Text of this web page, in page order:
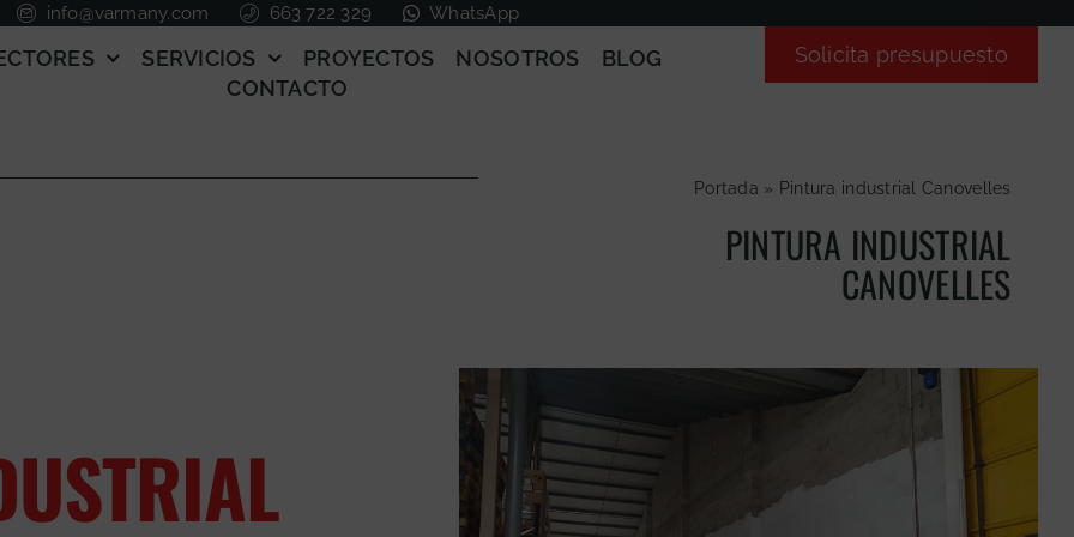
info@varmany.com 663 722 329 WhatsApp
SERVICIOS PROYECTOS NOSOTROS
BLOG
CONTACTO
Solicita presupuesto
Portada » Pintura industrial Canovelles
PINTURA INDUSTRIAL
CANOVELLES